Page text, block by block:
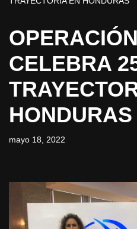
CELEBRA
HONDURAS
mayo 18, 2022